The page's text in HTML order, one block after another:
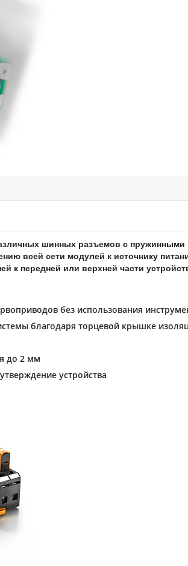
шинных разъемов с
всей сети модулей к источнику
к передней или верхней части
без использования
благодаря торцевой крышке
до 2 мм
устройства